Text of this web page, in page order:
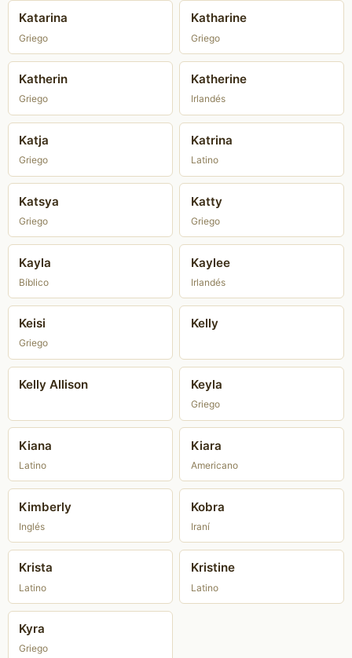
Katarina
Griego
Katharine
Griego
Katherin
Griego
Katherine
Irlandés
Katja
Griego
Katrina
Latino
Katsya
Griego
Katty
Griego
Kayla
Bíblico
Kaylee
Irlandés
Keisi
Griego
Kelly
Kelly Allison Keyla
Griego
Kiana
Latino
Kiara
Americano
Kimberly
Inglés
Kobra
Iraní
Krista
Latino
Kristine
Latino
Kyra
Griego